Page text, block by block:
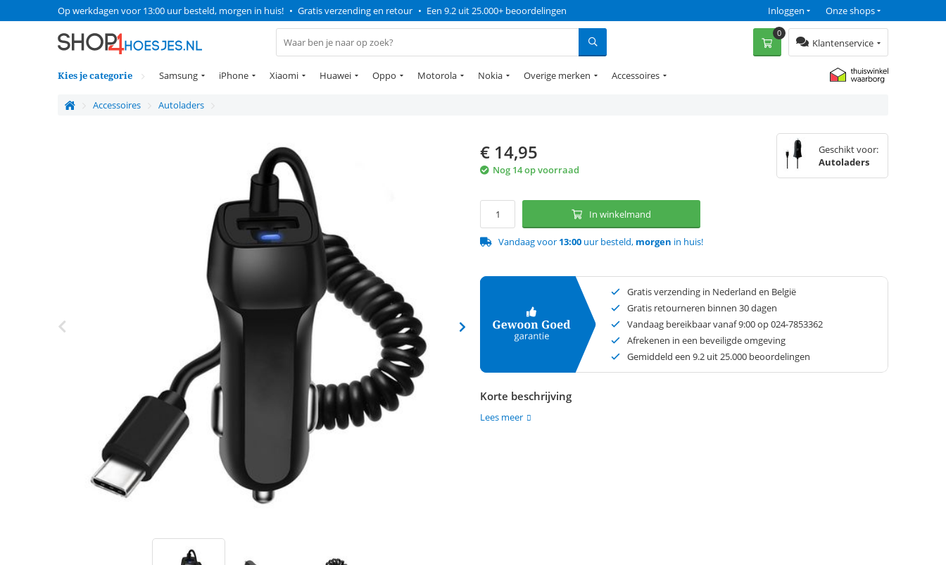
Op werkdagen voor 13:00 uur besteld, morgen in huis! • Gratis verzending en retour • Een 9.2 uit 25.000+ beoordelingen Onze shops
Inloggen
Klantenservice
0
Kies je categorie Samsung iPhone Xiaomi Huawei Oppo Motorola Nokia Overige merken Accessoires
Accessoires Autoladers
€ 14,95
Nog 14 op voorraad
Geschikt voor:
Autoladers
In winkelmand
Vandaag voor 13:00 uur besteld, morgen in huis!
Gratis verzending in Nederland en België
Gratis retourneren binnen 30 dagen
Vandaag bereikbaar vanaf 9:00 op 024-7853362
Afrekenen in een beveiligde omgeving
Gemiddeld een 9.2 uit 25.000 beoordelingen
Korte beschrijving
Lees meer